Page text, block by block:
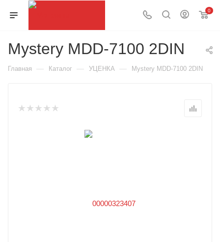
0
Mystery MDD-7100 2DIN
Главная — Каталог — УЦЕНКА — Mystery MDD-7100 2DIN